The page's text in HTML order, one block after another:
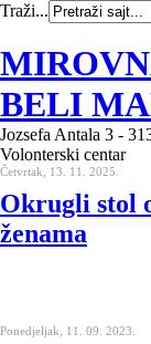
Traži...
BELI
Jozsefa Antala 3 -
Volonterski centar
Četvrtak, 13. 11. 2025.
Okrugli stol
ženama
Ponedjeljak, 11. 09. 2023.